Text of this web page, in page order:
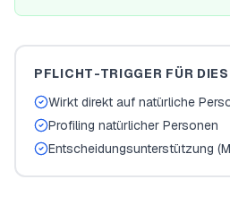
PFLICHT-TRIGGER FÜR
Wirkt direkt auf natürliche
Profiling natürlicher Personen
Entscheidungsunterstützung